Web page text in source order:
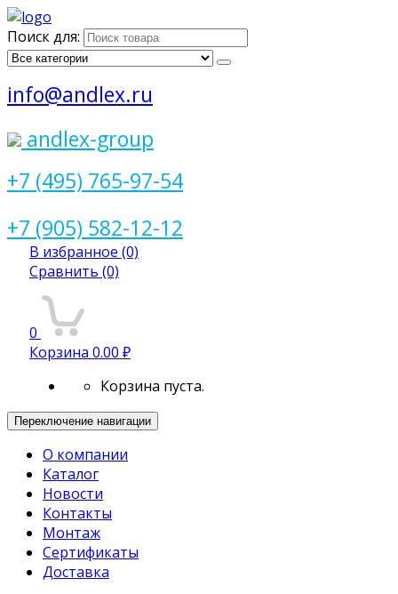
Поиск для:
info@andlex.ru
andlex-group
+7 (495) 765-97-54
+7 (905) 582-12-12
В избранное (0)
Сравнить (0)
0
Корзина 0.00 ₽
Корзина пуста.
Переключение навигации
О компании
Каталог
Новости
Контакты
Монтаж
Сертификаты
Доставка